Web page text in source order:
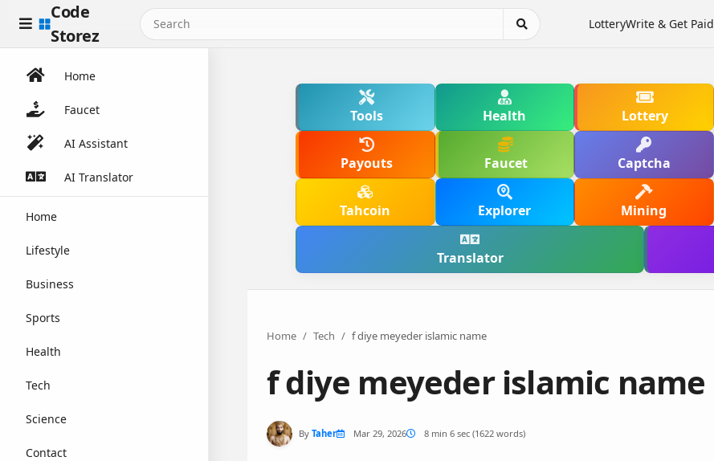
Code
Storez
LotteryWrite & Get Paid
Home
Faucet
AI Assistant
AI Translator
Home
Lifestyle
Business
Sports
Health
Tech
Science
Contact
Tools Health Lottery
Payouts Faucet Captcha
Tahcoin Explorer Mining
Translator
Home Tech f diye meyeder islamic name
f diye meyeder islamic name
By Taher Mar 29, 2026 8 min 6 sec (1622 words)